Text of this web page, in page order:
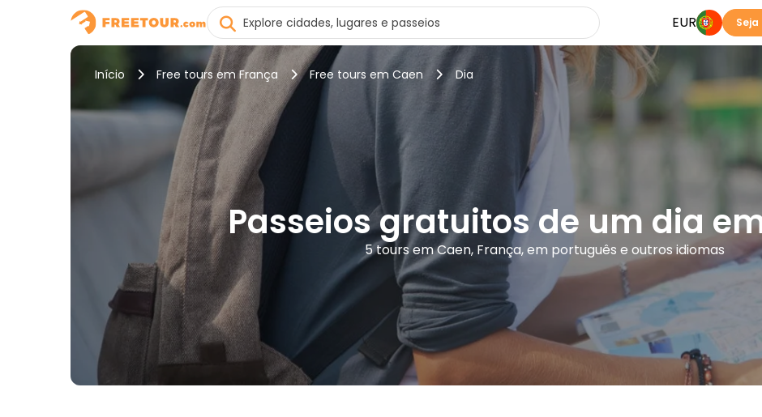
EUR Seja
Início Free tours em França Free tours em Caen Dia
Passeios gratuitos de um dia
5 tours em Caen, França, em português e outros idiomas